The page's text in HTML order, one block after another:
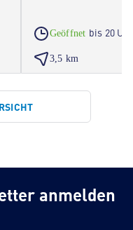
Geöffnet bis 20
3,5 km
anmelden